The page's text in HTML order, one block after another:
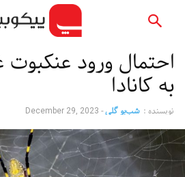
احتمال ورود
به کانادا
نویسنده : شب‌بو گلی-
December 29, 2023